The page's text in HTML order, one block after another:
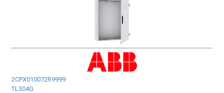
2CPX010072R9999
TL304G